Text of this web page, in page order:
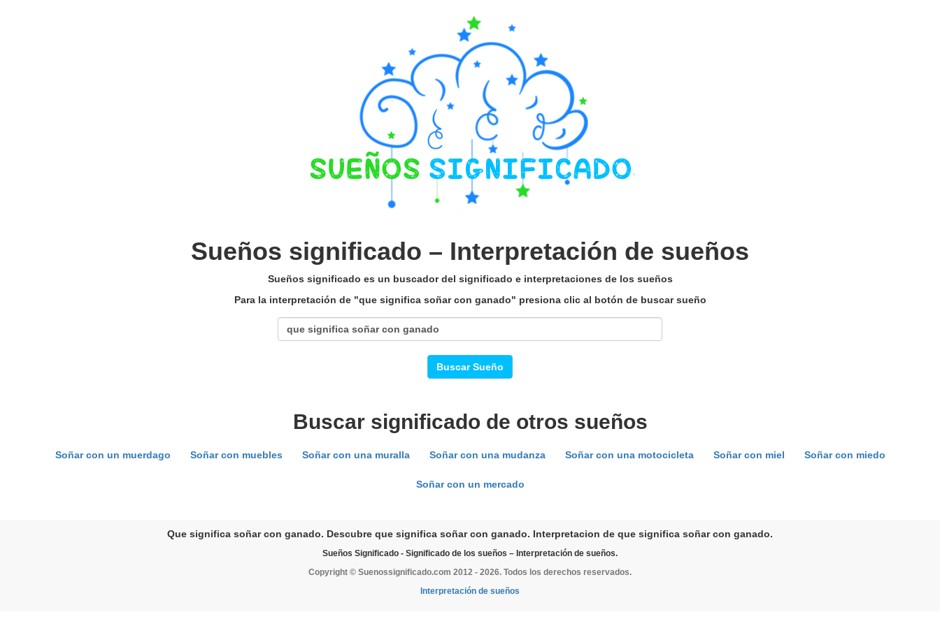
Sueños significado – Interpretación de sueños
Sueños significado es un buscador del significado e interpretaciones de los sueños
Para la interpretación de "que significa soñar con ganado" presiona clic al botón de buscar sueño
Buscar Sueño
Buscar significado de otros sueños
Soñar con un muerdago Soñar con muebles Soñar con una muralla Soñar con una mudanza Soñar con una motocicleta Soñar con miel Soñar con miedo
Soñar con un mercado
Que significa soñar con ganado. Descubre que significa soñar con ganado. Interpretacion de que significa soñar con ganado.
Sueños Significado - Significado de los sueños – Interpretación de sueños.
Copyright © Suenossignificado.com 2012 - 2026. Todos los derechos reservados.
Interpretación de sueños